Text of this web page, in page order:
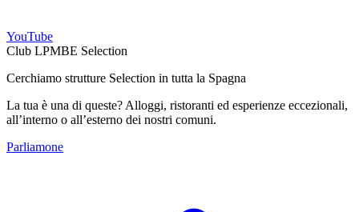
YouTube
Club LPMBE Selection
Cerchiamo strutture Selection in tutta la Spagna
La tua è una di queste? Alloggi, ristoranti ed esperienze eccezionali,
all’interno o all’esterno dei nostri comuni.
Parliamone